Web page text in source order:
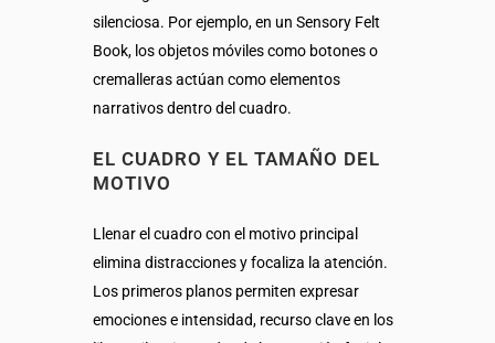
silenciosa. Por ejemplo, en un Sensory Felt
Book, los objetos móviles como botones o
cremalleras actúan como elementos
narrativos dentro del cuadro.
EL CUADRO Y EL TAMAÑO DEL
MOTIVO
Llenar el cuadro con el motivo principal
elimina distracciones y focaliza la atención.
Los primeros planos permiten expresar
emociones e intensidad, recurso clave en los